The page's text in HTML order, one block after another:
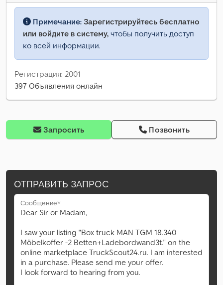
Примечание: Зарегистрируйтесь бесплатно
или войдите в систему, чтобы получить доступ
ко всей информации.
Регистрация: 2001
397 Объявления онлайн
Запросить Позвонить
ОТПРАВИТЬ ЗАПРОС
Сообщение*